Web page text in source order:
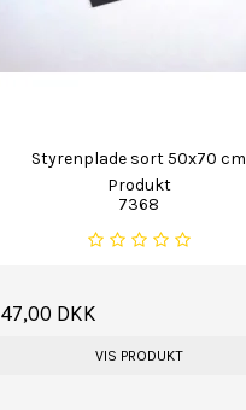
Styrenplade sort 50x70 cm
Produkt
7368
47,00 DKK
VIS PRODUKT